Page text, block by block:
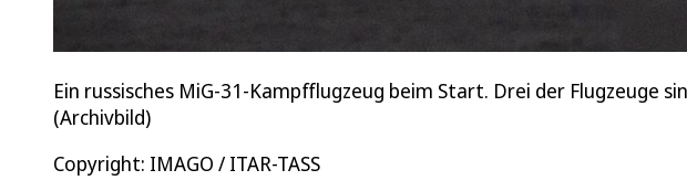
Ein russisches MiG-31-Kampfflugzeug beim Start. Drei der Flugzeuge
(Archivbild)
Copyright: IMAGO / ITAR-TASS